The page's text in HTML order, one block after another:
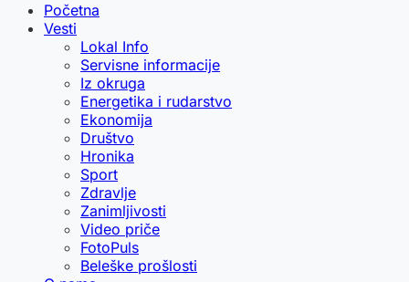
Početna
Vesti
Lokal Info
Servisne informacije
Iz okruga
Energetika i rudarstvo
Ekonomija
Društvo
Hronika
Sport
Zdravlje
Zanimljivosti
Video priče
FotoPuls
Beleške prošlosti